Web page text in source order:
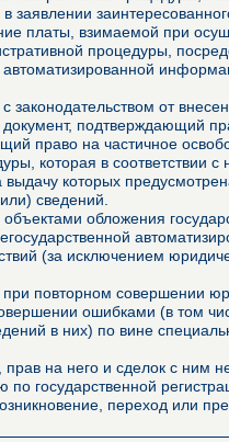
заявлении
платы, взимаемой при
процедуры,
законодательством от
подтверждающий
право на частичное
которая в
которых
сведений.
обложения
(за исключением
повторном совершении
ошибками (в том
в них) по вине
на него и сделок с ним
государственной
переход